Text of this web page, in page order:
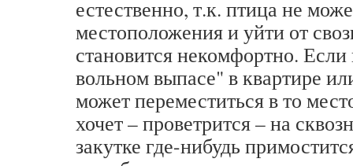
естественно, т.к. птица не
местоположения и уйти от
становится некомфортно.
вольном выпасе" в квартире
может переместиться в то
хочет – проветрится – на
закутке где-нибудь